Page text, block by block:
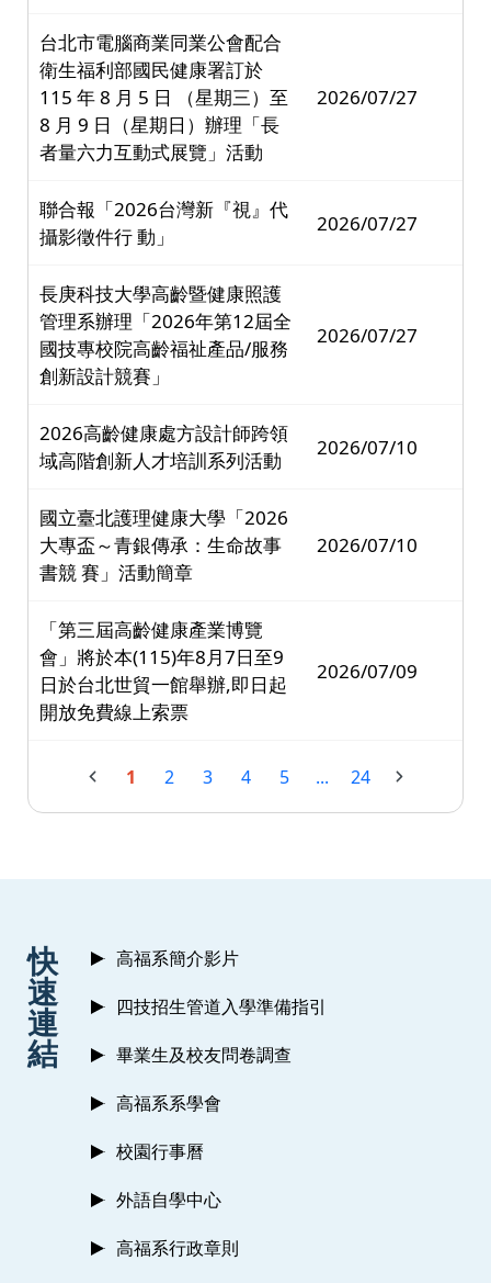
台北市電腦商業同業公會配合
衛生福利部國民健康署訂於
115 年 8 月 5 日 （星期三）至
8 月 9 日（星期日）辦理「長
者量六力互動式展覽」活動
2026/07/27
聯合報「2026台灣新『視』代
攝影徵件行 動」
2026/07/27
長庚科技大學高齡暨健康照護
管理系辦理「2026年第12屆全
國技專校院高齡福祉產品/服務
創新設計競賽」
2026/07/27
2026高齡健康處方設計師跨領
域高階創新人才培訓系列活動
2026/07/10
國立臺北護理健康大學「2026
大專盃～青銀傳承：生命故事
書競 賽」活動簡章
2026/07/10
「第三屆高齡健康產業博覽
會」將於本(115)年8月7日至9
日於台北世貿一館舉辦,即日起
開放免費線上索票
2026/07/09
1 2 3 4 5 ... 24
快
速
連
結
高福系簡介影片
四技招生管道入學準備指引
畢業生及校友問卷調查
高福系系學會
校園行事曆
外語自學中心
高福系行政章則